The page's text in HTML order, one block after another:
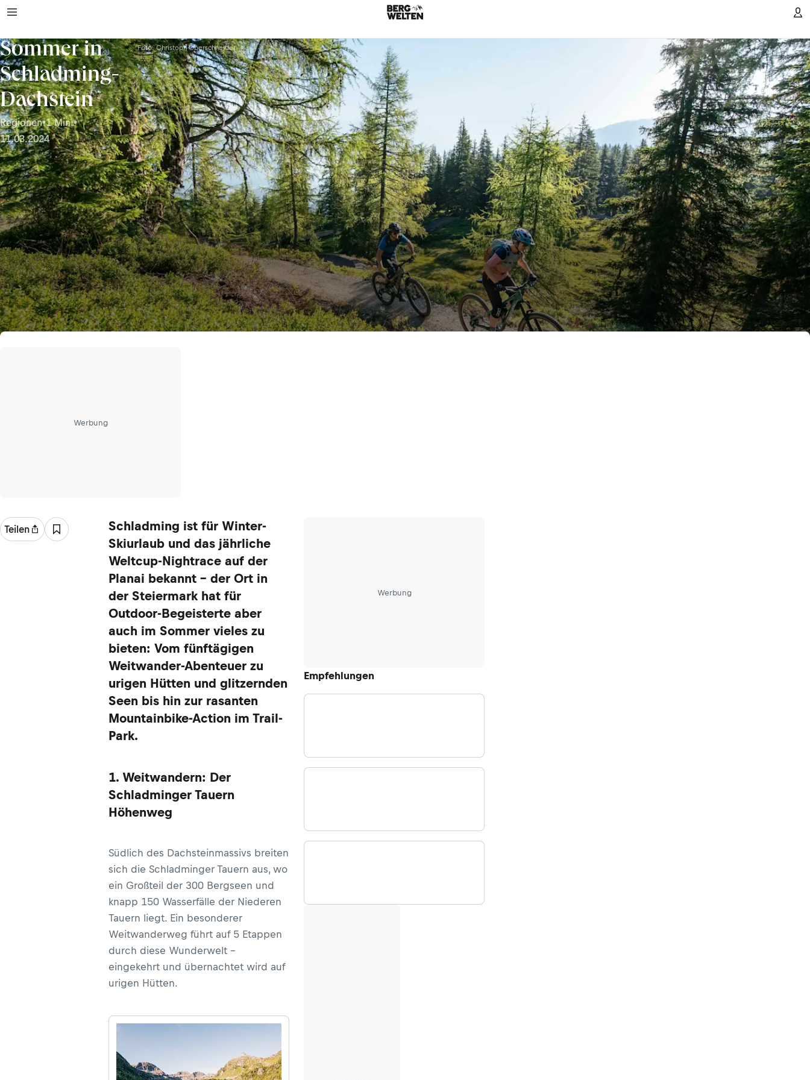
Sommer in
Schladming-
Dachstein
Regionen•1 Min.•
11.03.2024
Foto: Christoph Oberschneider
Werbung
Teilen
Werbung
Empfehlungen
Schladming ist für Winter-
Skiurlaub und das jährliche
Weltcup-Nightrace auf der
Planai bekannt – der Ort in
der Steiermark hat für
Outdoor-Begeisterte aber
auch im Sommer vieles zu
bieten: Vom fünftägigen
Weitwander-Abenteuer zu
urigen Hütten und glitzernden
Seen bis hin zur rasanten
Mountainbike-Action im Trail-
Park.
1. Weitwandern: Der
Schladminger Tauern
Höhenweg
Südlich des Dachsteinmassivs breiten
sich die Schladminger Tauern aus, wo
ein Großteil der 300 Bergseen und
knapp 150 Wasserfälle der Niederen
Tauern liegt. Ein besonderer
Weitwanderweg führt auf 5 Etappen
durch diese Wunderwelt –
eingekehrt und übernachtet wird auf
urigen Hütten.